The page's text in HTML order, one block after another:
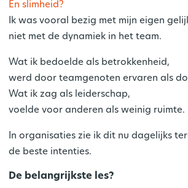
En slimheid?
Ik was vooral bezig met mijn eigen
niet met de dynamiek in het team.
Wat ik bedoelde als betrokkenheid,
werd door teamgenoten ervaren als
Wat ik zag als leiderschap,
voelde voor anderen als weinig ruimte.
In organisaties zie ik dit nu dagelijks
de beste intenties.
De belangrijkste les?